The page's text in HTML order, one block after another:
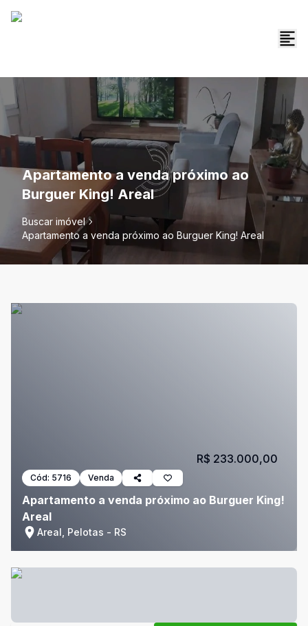
Apartamento a venda próximo ao
Burguer King! Areal
Buscar imóvel
Apartamento a venda próximo ao Burguer King! Areal
Cód: 5716 Venda
Apartamento a venda próximo ao Burguer King!
Areal
Areal, Pelotas - RS
R$ 233.000,00